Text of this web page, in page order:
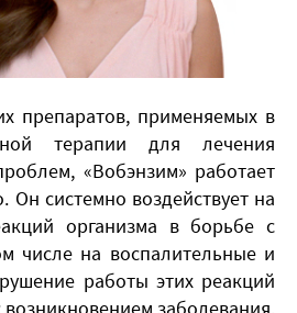
препаратов, применяемых в
терапии для лечения
«Вобэнзим» работает
Он системно воздействует на
организма в борьбе с
числе на воспалительные и
работы этих реакций
заболевания,